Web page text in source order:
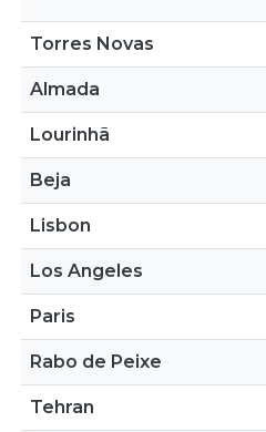
Torres Novas
Almada
Lourinhã
Beja
Lisbon
Los Angeles
Paris
Rabo de Peixe
Tehran